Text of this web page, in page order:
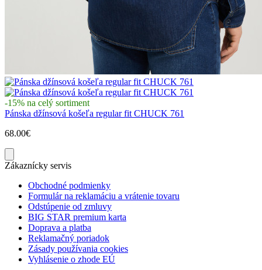
-15% na celý sortiment
Pánska džínsová košeľa regular fit CHUCK 761
68.00€
Zákaznícky servis
Obchodné podmienky
Formulár na reklamáciu a vrátenie tovaru
Odstúpenie od zmluvy
BIG STAR premium karta
Doprava a platba
Reklamačný poriadok
Zásady používania cookies
Vyhlásenie o zhode EÚ